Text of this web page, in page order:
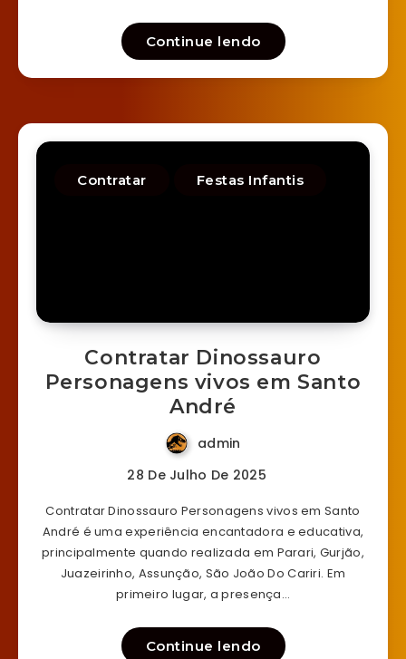
Continue lendo
Contratar Festas Infantis
Contratar Dinossauro
Personagens vivos em Santo
André
admin
28 De Julho De 2025
Contratar Dinossauro Personagens vivos em Santo
André é uma experiência encantadora e educativa,
principalmente quando realizada em Parari, Gurjão,
Juazeirinho, Assunção, São João Do Cariri. Em
primeiro lugar, a presença…
Continue lendo